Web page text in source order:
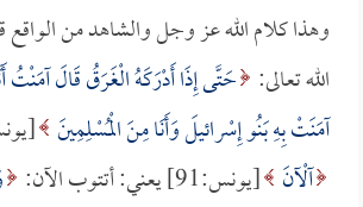
وهذا كلام الله عز وجل والشاهد من
الله تعالى: حَتَّى إِذَا أَدْرَكَهُ الْغَرَقُ قَالَ آمَنْتُ
آمَنَتْ بِهِ بَنُو إِسْرائيلَ وَأَنَا مِنَ الْمُسْلِمِينَ
آلْآنَ [يونس:91] يعني: أتتوب الآن: